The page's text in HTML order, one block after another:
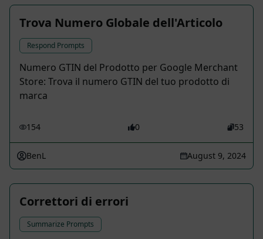
Trova Numero Globale dell'Articolo
Respond Prompts
Numero GTIN del Prodotto per Google Merchant
Store: Trova il numero GTIN del tuo prodotto di
marca
154 0 53
BenL August 9, 2024
Correttori di errori
Summarize Prompts